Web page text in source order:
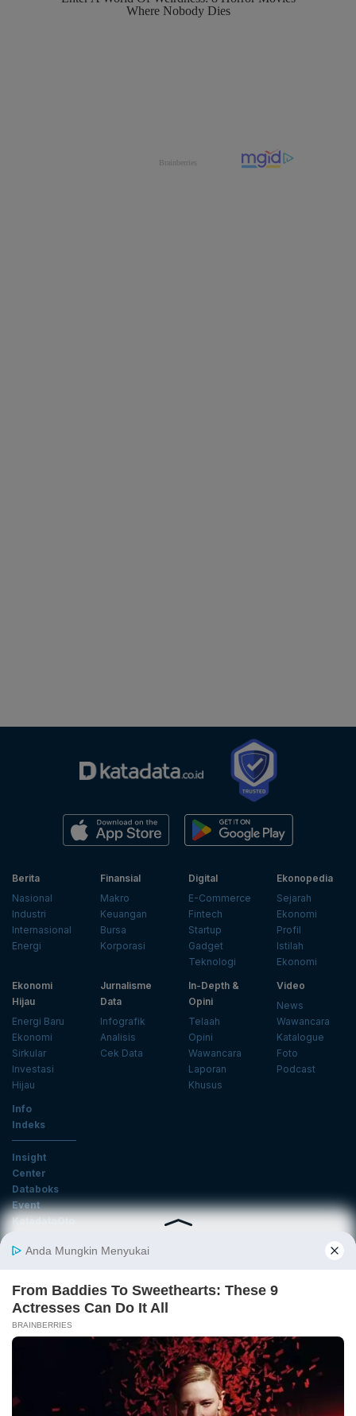
Berita
Nasional
Industri
Internasional
Energi
Finansial
Makro
Keuangan
Bursa
Korporasi
Digital
E-Commerce
Fintech
Startup
Gadget
Teknologi
Ekonopedia
Sejarah
Ekonomi
Profil
Istilah
Ekonomi
Ekonomi
Hijau
Energi Baru
Ekonomi
Sirkular
Investasi
Hijau
Jurnalisme
Data
Infografik
Analisis
Cek Data
In-Depth &
Opini
Telaah
Opini
Wawancara
Laporan
Khusus
Video
News
Wawancara
Katalogue
Foto
Podcast
Info
Indeks
Insight
Center
Databoks
Event
KatadataOto
Email
Advertising Karier
Pedoman Media Siber